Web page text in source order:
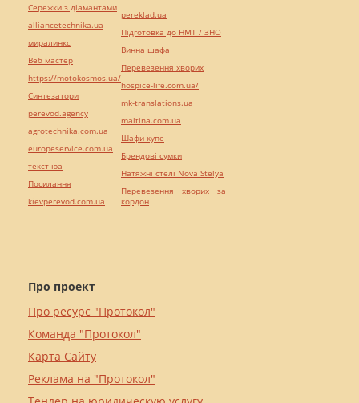
Про проект
Про ресурс "Протокол"
Команда "Протокол"
Карта Сайту
Реклама на "Протокол"
Сережки з діамантами
alliancetechnika.ua
миралинкс
Веб мастер
https://motokosmos.ua/
Синтезатори
perevod.agency
agrotechnika.com.ua
europeservice.com.ua
текст юа
Посилання
kievperevod.com.ua
pereklad.ua
Підготовка до НМТ / ЗНО
Винна шафа
Перевезення хворих
hospice-life.com.ua/
mk-translations.ua
maltina.com.ua
Шафи купе
Брендові сумки
Натяжні стелі Nova Stelya
Перевезення хворих за
кордон